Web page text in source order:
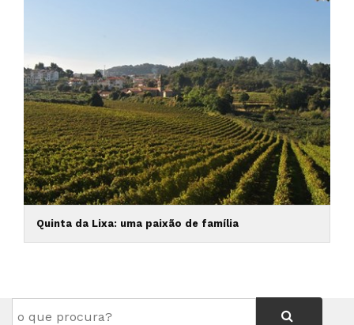
Quinta da Lixa: uma paixão de família